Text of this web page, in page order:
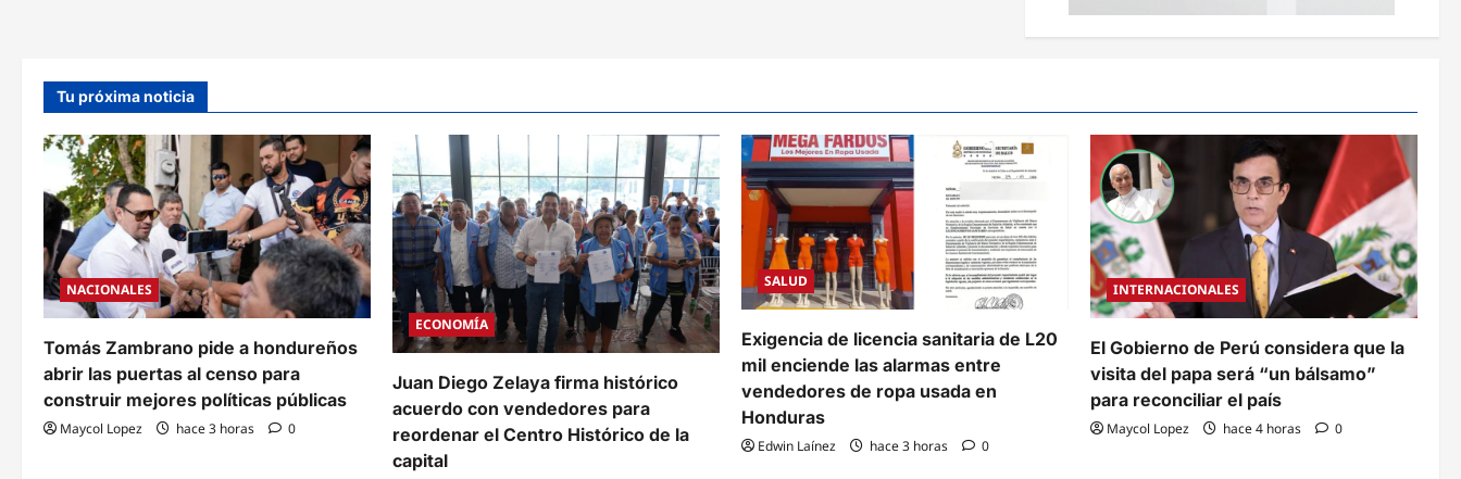
el
estado
Tu próxima noticia
NACIONALES
Tomás Zambrano pide a hondureños
abrir las puertas al censo para
construir mejores políticas públicas
Maycol Lopez hace 3 horas 0
ECONOMÍA
Juan Diego Zelaya firma histórico
acuerdo con vendedores para
reordenar el Centro Histórico de la
capital
SALUD
Exigencia de licencia sanitaria de L20
mil enciende las alarmas entre
vendedores de ropa usada en
Honduras
Edwin Laínez hace 3 horas 0
INTERNACIONALES
El Gobierno de Perú considera que la
visita del papa será “un bálsamo”
para reconciliar el país
Maycol Lopez hace 4 horas 0